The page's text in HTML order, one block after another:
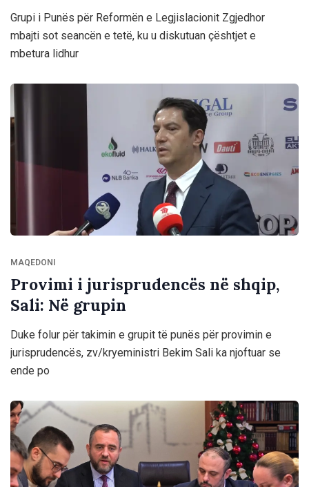
Grupi i Punës për Reformën e Legjislacionit Zgjedhor
mbajti sot seancën e tetë, ku u diskutuan çështjet e
mbetura lidhur
MAQEDONI
Provimi i jurisprudencës në shqip,
Sali: Në grupin
Duke folur për takimin e grupit të punës për provimin e
jurisprudencës, zv/kryeministri Bekim Sali ka njoftuar se
ende po